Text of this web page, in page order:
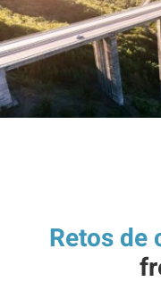
Retos de